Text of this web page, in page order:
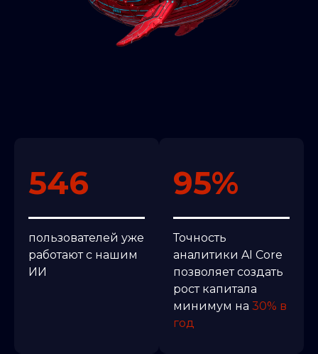
546
пользователей уже
работают с нашим
ИИ
95%
Точность
аналитики AI Core
позволяет создать
рост капитала
минимум на 30% в
год